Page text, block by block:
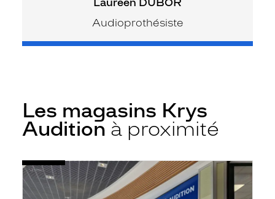
Audioprothésiste
Les magasins Krys
Audition à proximité
Audioprothésiste
Onet-
Voir
la
fiche